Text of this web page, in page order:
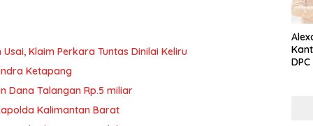
Klaim Perkara Tuntas Dinilai Keliru
Ketapang
Dana Talangan Rp.5 miliar
Kalimantan Barat